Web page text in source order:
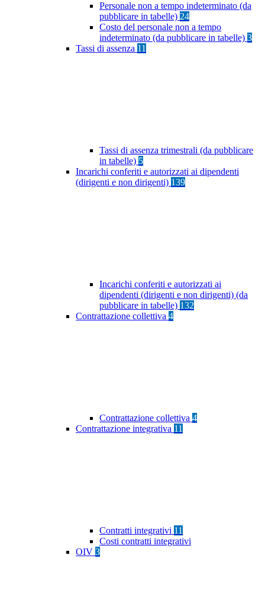
Personale non a tempo indeterminato (da
pubblicare in tabelle) 24
Costo del personale non a tempo
indeterminato (da pubblicare in tabelle) 3
Tassi di assenza 11
Tassi di assenza trimestrali (da pubblicare
in tabelle) 5
Incarichi conferiti e autorizzati ai dipendenti
(dirigenti e non dirigenti) 139
Incarichi conferiti e autorizzati ai
dipendenti (dirigenti e non dirigenti) (da
pubblicare in tabelle) 132
Contrattazione collettiva 4
Contrattazione collettiva 4
Contrattazione integrativa 11
Contratti integrativi 11
Costi contratti integrativi
OIV 3